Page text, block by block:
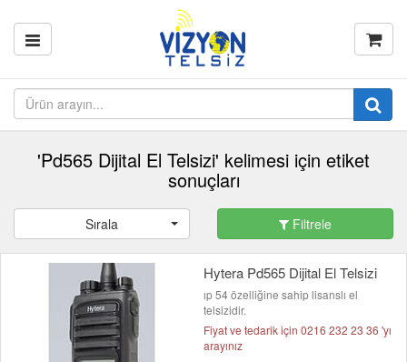
'Pd565 Dijital El Telsizi' kelimesi için etiket
sonuçları
Sırala Filtrele
Hytera Pd565 Dijital El Telsizi
ıp 54 özelliğine sahip lisanslı el
telsizidir.
Fiyat ve tedarik için 0216 232 23 36 'yı
arayınız